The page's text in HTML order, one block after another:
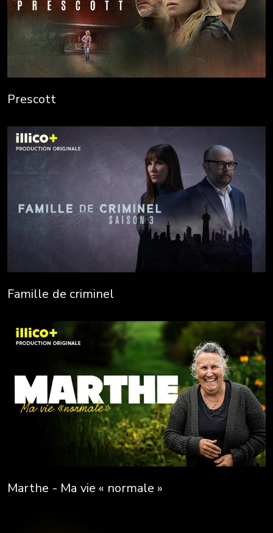
Prescott
Famille de criminel
Marthe - Ma vie « normale »